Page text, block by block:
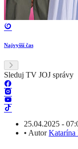
Najvyšší čas
Sleduj TV JOJ správy
25.04.2025 -
• AutorKatarína